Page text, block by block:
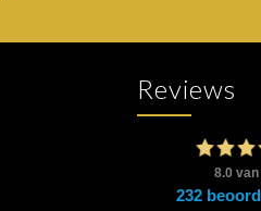
Reviews